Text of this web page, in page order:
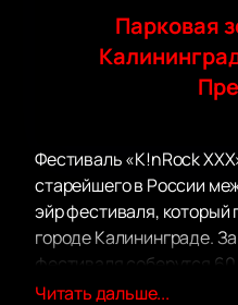
Парковая
Фестиваль «K!nRock
старейшего в России
эйр фестиваля, который
городе Калининграде.
фестиваля соберутся 60
Беларуси, республик
Читать дальше...